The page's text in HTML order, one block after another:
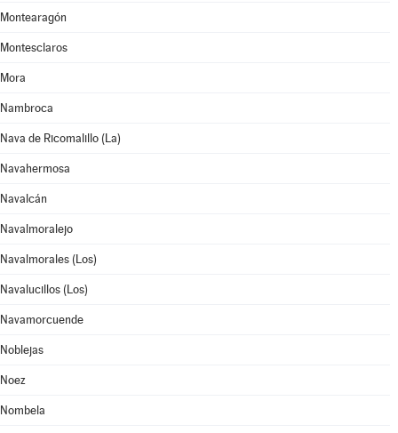
Montearagón
Montesclaros
Mora
Nambroca
Nava de Ricomalillo (La)
Navahermosa
Navalcán
Navalmoralejo
Navalmorales (Los)
Navalucillos (Los)
Navamorcuende
Noblejas
Noez
Nombela